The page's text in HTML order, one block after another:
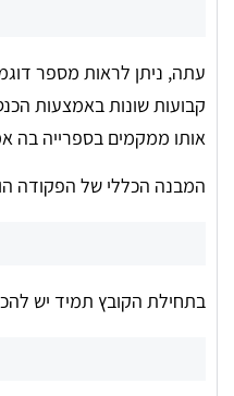
עתה, ניתן לראות מספר
אותו ממקמים בספרייה בה
המבנה הכללי של הפקודה
בתחילת הקובץ תמיד יש